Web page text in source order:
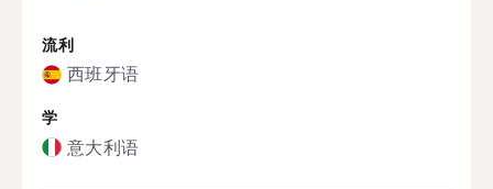
流利
西班牙语
学
意大利语